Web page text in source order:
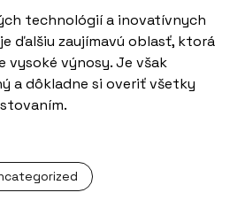
technológií a inovatívnych
ďalšiu zaujímavú oblasť, ktorá
vysoké výnosy. Je však
a dôkladne si overiť všetky